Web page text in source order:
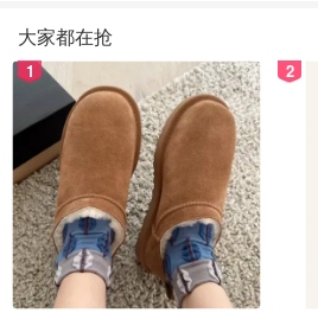
大家都在抢
1 2